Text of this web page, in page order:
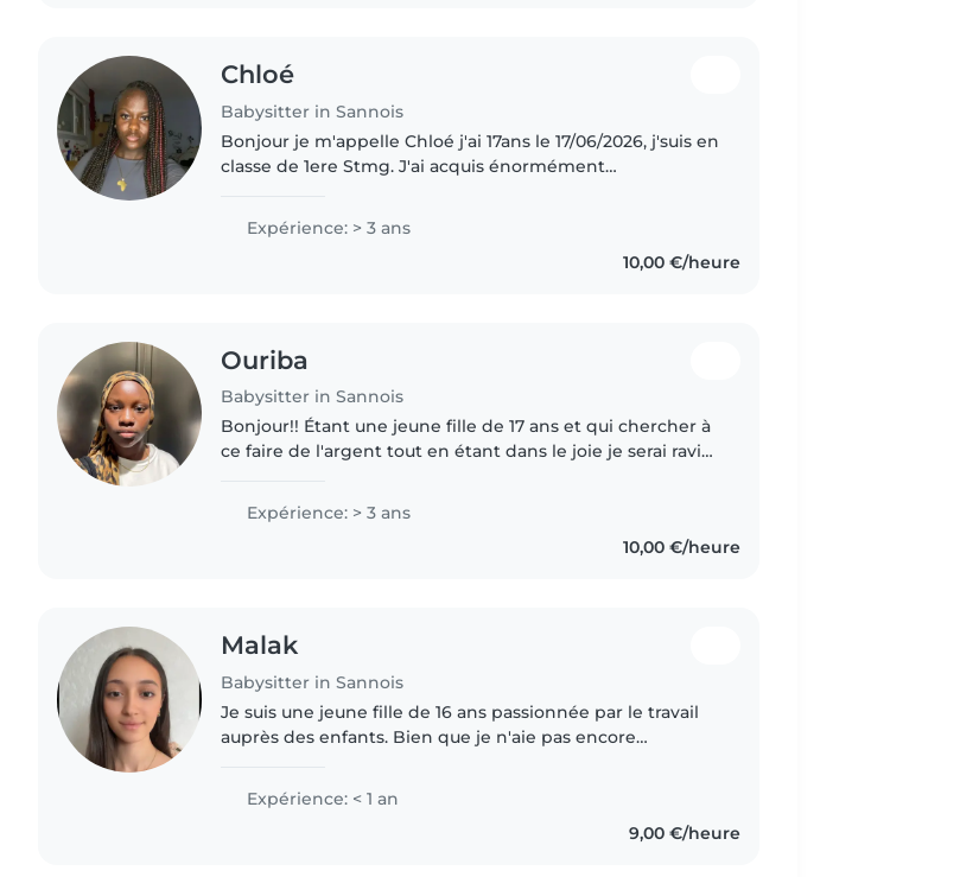
Chloé
Babysitter in Sannois
Bonjour je m'appelle Chloé j'ai 17ans le 17/06/2026, j'suis en
classe de 1ere Stmg. J'ai acquis énormément
Expérience: > 3 ans
10,00 €/heure
Ouriba
Babysitter in Sannois
Bonjour!! Étant une jeune fille de 17 ans et qui chercher à
ce faire de l'argent tout en étant dans le joie je serai ravie
Expérience: > 3 ans
10,00 €/heure
Malak
Babysitter in Sannois
Je suis une jeune fille de 16 ans passionnée par le travail
auprès des enfants. Bien que je n'aie pas encore
suis très responsable,..
Expérience: < 1 an
9,00 €/heure